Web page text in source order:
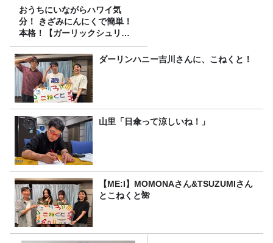
おうちにいながらハワイ気
分！ きざみにんにくで簡単！
本格！【ガーリックシュリン
プ】 桃屋のかんたんレシピ
ダーリンハニー吉川さんに、こねくと！
山里「日傘って涼しいね！」
【ME:I】MOMONAさん&TSUZUMIさん
とこねくと🌺